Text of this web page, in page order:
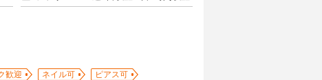
歓迎 ネイル可
ピアス可